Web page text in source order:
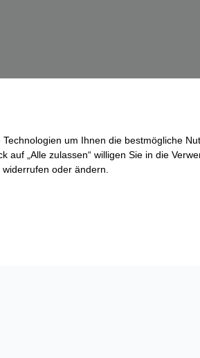
um Ihnen die bestmögliche
auf „Alle zulassen“ willigen Sie in die
oder ändern.